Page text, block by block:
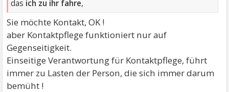
das ich zu ihr fahre,
Sie möchte Kontakt, OK !
aber Kontaktpflege funktioniert nur auf
Gegenseitigkeit.
Einseitige Verantwortung für Kontaktpflege, führt
immer zu Lasten der Person, die sich immer darum
bemüht !